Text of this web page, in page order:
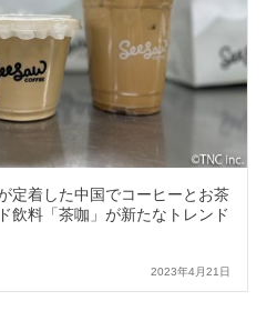
定着した中国でコーヒーとお茶
飲料「茶咖」が新たなトレンド
2023年4月21日